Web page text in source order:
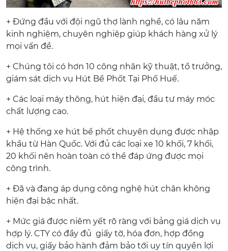
+ Đứng đầu với đội ngũ thợ lành nghề, có lâu năm
kinh nghiệm, chuyên nghiệp giúp khách hàng xử lý
mọi vấn đề.
+ Chúng tôi có hơn 10 công nhân kỹ thuật, tổ trưởng,
giám sát dịch vụ Hút Bể Phốt Tại Phố Huế.
+ Các loại máy thông, hút hiện đại, đầu tư máy móc
chất lượng cao.
+ Hệ thống xe hút bể phốt chuyên dụng được nhập
khẩu từ Hàn Quốc. Với đủ các loại xe 10 khối, 7 khối,
20 khối nên hoàn toàn có thể đáp ứng được mọi
công trình.
+ Đã và đang áp dụng công nghệ hút chân không
hiện đại bậc nhất.
+ Mức giá được niêm yết rõ ràng với bảng giá dịch vụ
hợp lý. CTY có đầy đủ giấy tờ, hóa đơn, hợp đồng
dịch vụ, giấy bảo hành đảm bảo tới uy tín quyền lợi